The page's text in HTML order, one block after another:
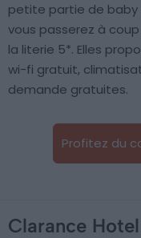
petite partie de baby
vous passerez à
la literie 5*. Elles
wi-fi gratuit,
demande gratuites.
Profitez du
Clarance